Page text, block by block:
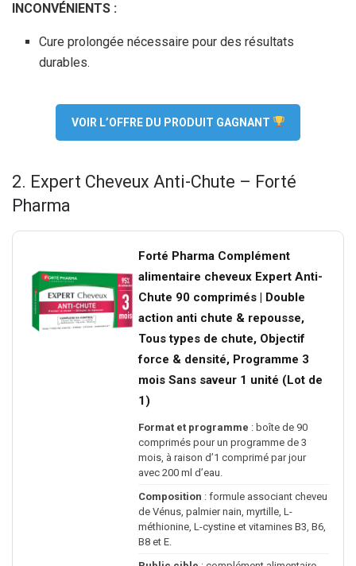
INCONVÉNIENTS :
Cure prolongée nécessaire pour des résultats
durables.
VOIR L’OFFRE DU PRODUIT GAGNANT
2. Expert Cheveux Anti-Chute – Forté
Pharma
Forté Pharma Complément
alimentaire cheveux Expert Anti-
Chute 90 comprimés | Double
action anti chute & repousse,
Tous types de chute, Objectif
force & densité, Programme 3
mois Sans saveur 1 unité (Lot de
1)
Format et programme : boîte de 90
comprimés pour un programme de 3
mois, à raison d’1 comprimé par jour
avec 200 ml d’eau.
Composition : formule associant cheveu
de Vénus, palmier nain, myrtille, L-
méthionine, L-cystine et vitamines B3, B6,
B8 et E.